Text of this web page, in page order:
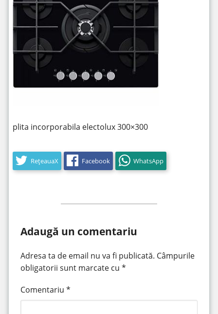
plita incorporabila electolux 300×300
RețeauaX Facebook WhatsApp
Adaugă un comentariu
Adresa ta de email nu va fi publicată. Câmpurile
obligatorii sunt marcate cu *
Comentariu *